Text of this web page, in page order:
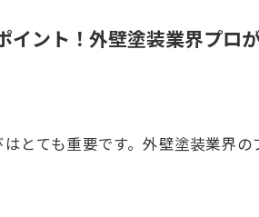
イント！外壁塗装業界プロ
とても重要です。外壁塗装業界